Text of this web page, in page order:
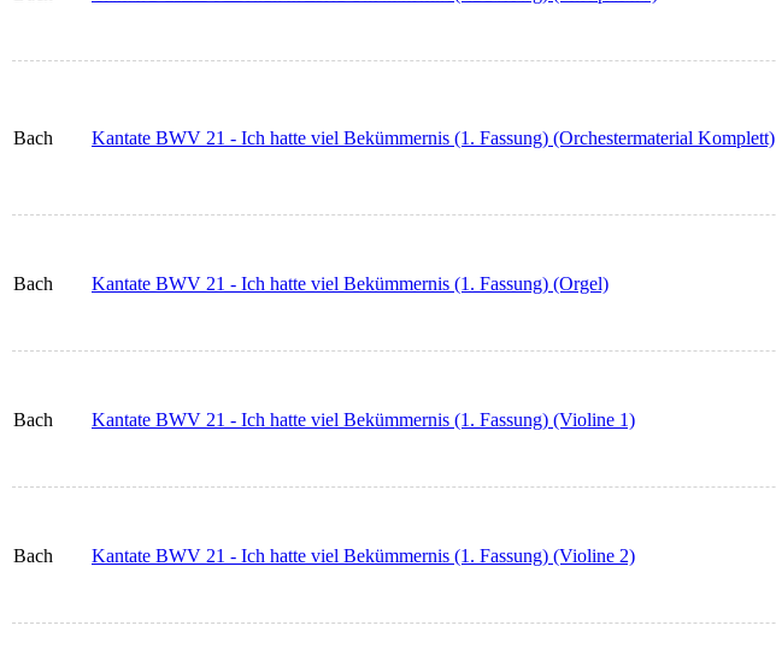
Bach Kantate BWV 21 - Ich hatte viel Bekümmernis (1. Fassung) (Orchestermaterial Komplett)
Bach Kantate BWV 21 - Ich hatte viel Bekümmernis (1. Fassung) (Orgel)
Bach Kantate BWV 21 - Ich hatte viel Bekümmernis (1. Fassung) (Violine 1)
Bach Kantate BWV 21 - Ich hatte viel Bekümmernis (1. Fassung) (Violine 2)